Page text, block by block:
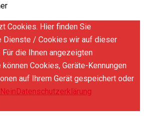
Cookies. Hier finden Sie
Dienste / Cookies wir auf dieser
die Ihnen angezeigten
Cookies, Geräte-Kennungen
auf Ihrem Gerät gespeichert oder
NeinDatenschutzerklärung